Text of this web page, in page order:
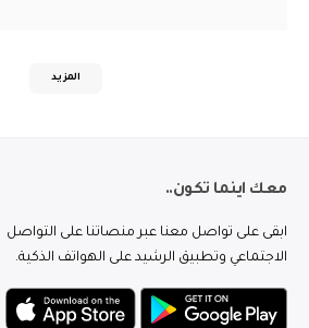
المزيد
معك اينما تكون..
ابقى على تواصل معنا عبر منصاتنا على التواصل
الاجتماعي وتطبيق الرشيد على الهواتف الذكية.